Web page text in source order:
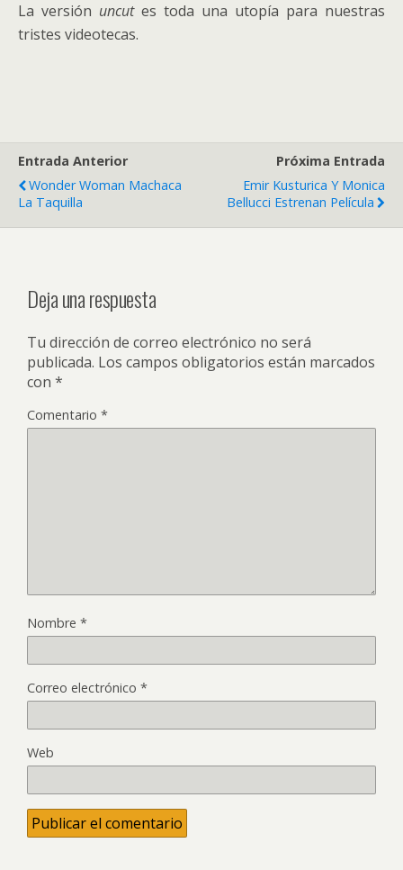
La versión uncut es toda una utopía para nuestras
tristes videotecas.
Entrada Anterior
Wonder Woman Machaca
La Taquilla
Próxima Entrada
Emir Kusturica Y Monica
Bellucci Estrenan Película
Deja una respuesta
Tu dirección de correo electrónico no será
publicada. Los campos obligatorios están marcados
con *
Comentario *
Nombre *
Correo electrónico *
Web